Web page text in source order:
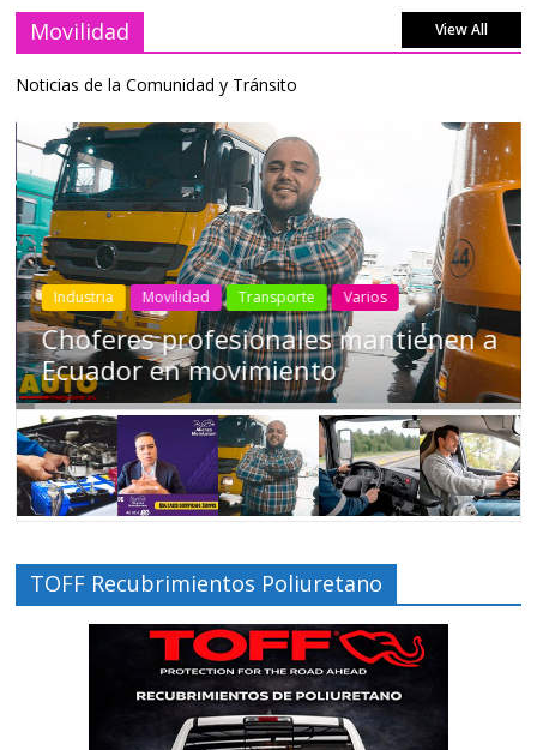
Movilidad View All
Noticias de la Comunidad y Tránsito
Industria Movilidad Transporte Varios
Choferes profesionales mantienen a
Ecuador en movimiento
TOFF Recubrimientos Poliuretano